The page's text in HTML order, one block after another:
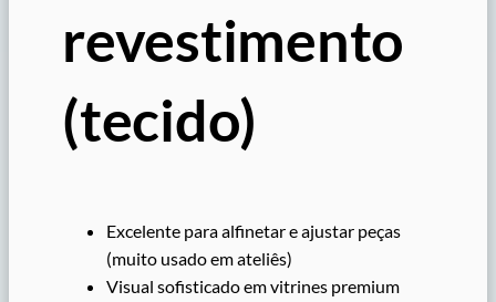
revestimento
(tecido)
Excelente para alfinetar e ajustar peças
(muito usado em ateliês)
Visual sofisticado em vitrines premium